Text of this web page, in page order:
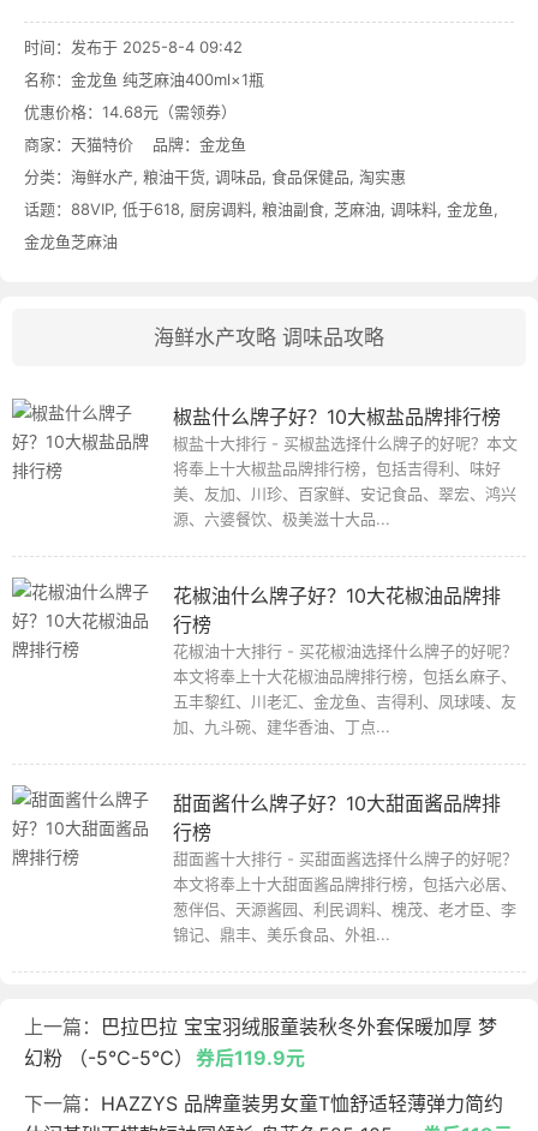
时间：发布于 2025-8-4 09:42
名称： 金龙鱼 纯芝麻油400ml×1瓶
优惠价格： 14.68元（需领券）
商家： 天猫特价 品牌： 金龙鱼
分类： 海鲜水产, 粮油干货, 调味品, 食品保健品, 淘实惠
话题： 88VIP, 低于618, 厨房调料, 粮油副食, 芝麻油, 调味料, 金龙鱼,
金龙鱼芝麻油
海鲜水产攻略 调味品攻略
椒盐什么牌子好？10大椒盐品牌排行榜
椒盐十大排行 - 买椒盐选择什么牌子的好呢？本文
将奉上十大椒盐品牌排行榜，包括吉得利、味好
美、友加、川珍、百家鲜、安记食品、翠宏、鸿兴
源、六婆餐饮、极美滋十大品...
花椒油什么牌子好？10大花椒油品牌排
行榜
花椒油十大排行 - 买花椒油选择什么牌子的好呢？
本文将奉上十大花椒油品牌排行榜，包括幺麻子、
五丰黎红、川老汇、金龙鱼、吉得利、凤球唛、友
加、九斗碗、建华香油、丁点...
甜面酱什么牌子好？10大甜面酱品牌排
行榜
甜面酱十大排行 - 买甜面酱选择什么牌子的好呢？
本文将奉上十大甜面酱品牌排行榜，包括六必居、
葱伴侣、天源酱园、利民调料、槐茂、老才臣、李
锦记、鼎丰、美乐食品、外祖...
上一篇： 巴拉巴拉 宝宝羽绒服童装秋冬外套保暖加厚 梦
幻粉 （-5℃-5℃） 券后119.9元
下一篇： HAZZYS 品牌童装男女童T恤舒适轻薄弹力简约